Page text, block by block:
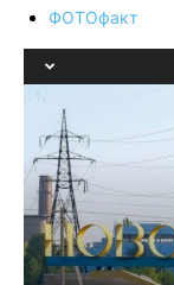
ФОТОфакт